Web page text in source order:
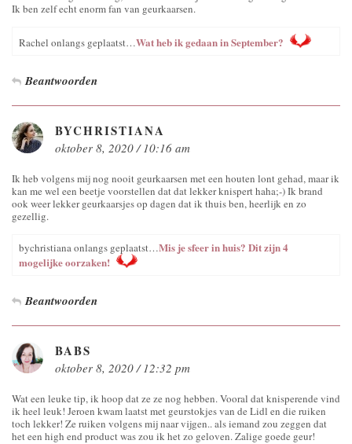
Ik ben zelf echt enorm fan van geurkaarsen.
Rachel onlangs geplaatst…Wat heb ik gedaan in September?
Beantwoorden
BYCHRISTIANA
oktober 8, 2020 / 10:16 am
Ik heb volgens mij nog nooit geurkaarsen met een houten lont gehad, maar ik
kan me wel een beetje voorstellen dat dat lekker knispert haha;-) Ik brand
ook weer lekker geurkaarsjes op dagen dat ik thuis ben, heerlijk en zo
gezellig.
bychristiana onlangs geplaatst…Mis je sfeer in huis? Dit zijn 4
mogelijke oorzaken!
Beantwoorden
BABS
oktober 8, 2020 / 12:32 pm
Wat een leuke tip, ik hoop dat ze ze nog hebben. Vooral dat knisperende vind
ik heel leuk! Jeroen kwam laatst met geurstokjes van de Lidl en die ruiken
toch lekker! Ze ruiken volgens mij naar vijgen.. als iemand zou zeggen dat
het een high end product was zou ik het zo geloven. Zalige goede geur!